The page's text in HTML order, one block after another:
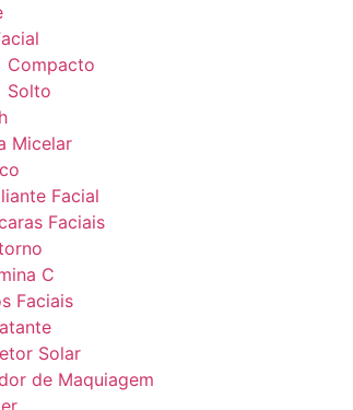
Compacto
Solto
Micelar
Facial
Faciais
C
Faciais
Solar
de Maquiagem